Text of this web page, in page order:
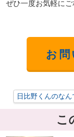
ぜひ一度お気軽にご
お
日比野くんのな
こ